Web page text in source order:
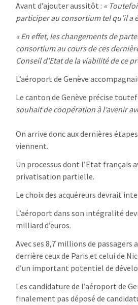
Avant d’ajouter aussitôt : «
participer au consortium tel qu’il a
« En effet, les changements de
consortium au cours de ces
Conseil d’Etat de la viabilité de ce
L’aéroport de Genève
Le canton de Genève précise
souhait de coopération à l’avenir
On arrive donc aux dernières
viennent.
Un processus dont l’Etat français
privatisation partielle.
Le choix des acquéreurs devrait
L’aéroport dans son intégralité
milliard d’euros.
Avec ses 8,7 millions de
derrière ceux de Paris et celui de
d’un important potentiel de
Les candidature de l’aéroport de
finalement pas déposé de